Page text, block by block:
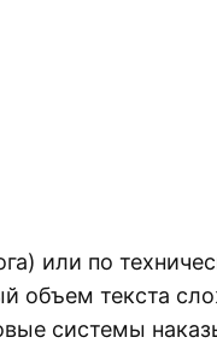
или по
объем текста
системы